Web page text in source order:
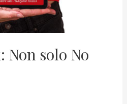
Non solo No